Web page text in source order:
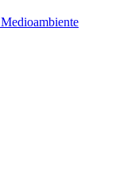
Medioambiente